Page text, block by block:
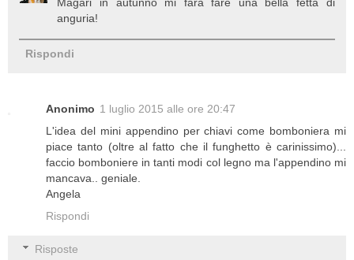
anguria!
Rispondi
Anonimo 1 luglio 2015 alle ore 20:47
L'idea del mini appendino per chiavi come bomboniera mi
piace tanto (oltre al fatto che il funghetto è carinissimo)...
faccio bomboniere in tanti modi col legno ma l'appendino mi
mancava.. geniale.
Angela
Rispondi
Risposte